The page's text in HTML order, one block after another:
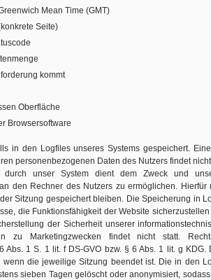
Mean Time (GMT)
Seite)
kommt
Oberfläche
Browsersoftware
in den Logfiles unseres Systems gespeichert.
personenbezogenen Daten des Nutzers findet
durch unser System dient dem Zweck und
den Rechner des Nutzers zu ermöglichen. Hierfür
Sitzung gespeichert bleiben. Die Speicherung in
die Funktionsfähigkeit der Website
der Sicherheit unserer
zu Marketingzwecken findet nicht statt.
Abs. 1 S. 1 lit. f DS-GVO bzw. § 6 Abs. 1 lit. g
wenn die jeweilige Sitzung beendet ist. Die in den
sieben Tagen gelöscht oder anonymisiert,